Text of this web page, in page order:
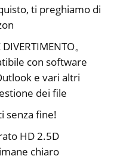
ti preghiamo di
。
con software
e vari altri
dei file
senza fine!
HD 2.5D
chiaro